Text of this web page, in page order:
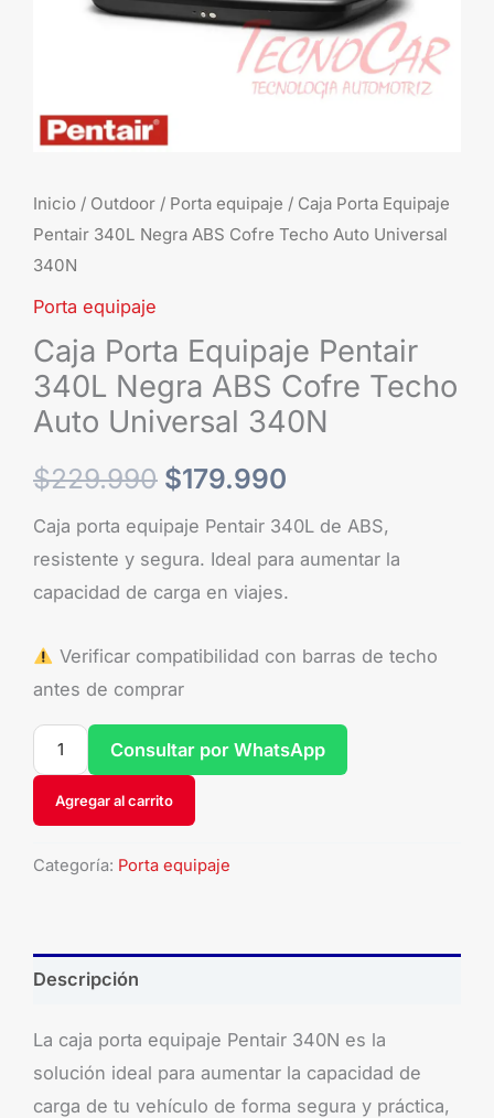
Inicio / Outdoor / Porta equipaje / Caja Porta Equipaje
Pentair 340L Negra ABS Cofre Techo Auto Universal
340N
Porta equipaje
Caja Porta Equipaje Pentair
340L Negra ABS Cofre Techo
Auto Universal 340N
$229.990 $179.990
Caja porta equipaje Pentair 340L de ABS,
resistente y segura. Ideal para aumentar la
capacidad de carga en viajes.
Verificar compatibilidad con barras de techo
antes de comprar
cantidad
Agregar al carrito
Consultar por WhatsApp
Categoría: Porta equipaje
Descripción
La caja porta equipaje Pentair 340N es la
solución ideal para aumentar la capacidad de
carga de tu vehículo de forma segura y práctica,